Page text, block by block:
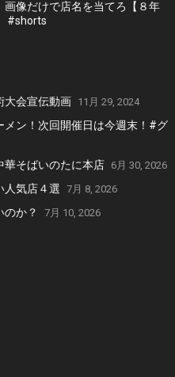
画像だけで店名を当てろ【８年
#shorts
大会宣伝動画 11月 29, 2024
メン！次回開催日は今週末！#グ
華そばいのたに本店 6月 30, 2026
人気店４選 7月 8, 2026
のか？ 7月 10, 2026